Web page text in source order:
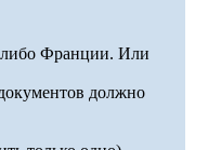
либо Франции. Или
должно